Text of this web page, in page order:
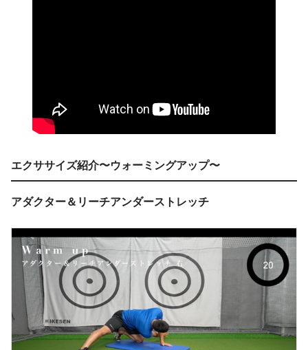
エクササイズ紹介〜ウォーミングアップ〜
アダクター＆リーチアンダーストレッチ